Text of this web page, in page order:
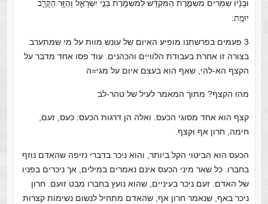
וּבָנָ֗יו שֹֽׁמְרִים֙ מִשְׁמֶ֣רֶת הַמִּקְדָּ֔שׁ לְמִשְׁמֶ֖רֶת בְּנֵ֣י יִשְׂרָאֵ֑ל וְהַזָּ֥ר הַקָּרֵ֖ב
יוּמָֽת:
3 פעמים בפרשתנו מופיע האיום של עונש מוות על מי שמתערב
בצורה זו אחרת בעבודת הלוויים והכהנים. עוד פסו אחד מדבר על
הקצף הא-להי, שאף הוא בעצם איום על מגי=ה
מהו הקצף? מתוך המאמר לעיל של טהר-לב
קצף הוא אחד מסוגי הכעס. ואלה הן דרגות הכעס: כעס, זעם,
חימה, חרון אף וקצף.
הכעס הוא הביטוי הקל ביותר, והוא ניכר בדברי נזיפה שהאדם נוזף
בחברו. כל שאר מיני הכעס אינם נאמרים במילים, אך ניכרים בפניו
של האדם. זעם ניכר בעיניים, שהוא נועץ בחברו מבט זועם. חרון
ניכר באף, שנאמר חרון אף, שהאדם מתחיל לנשום נשימות קצרות